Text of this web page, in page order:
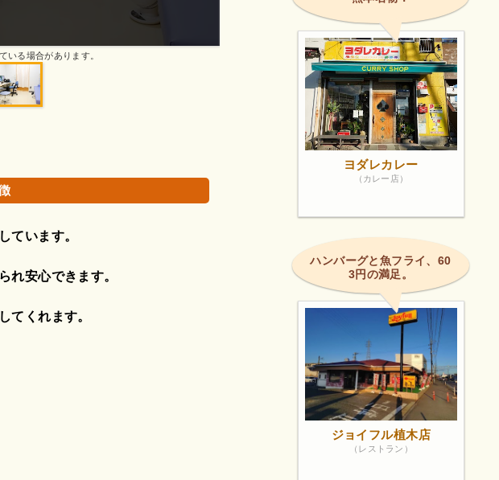
いる場合があります。
体調が優れなかったので診て頂きました。
画像は著作権
ています。
れ安心できます。
てくれます。
ヨダレカレー
（カレー店）
ハンバーグと魚フライ、60
3円の満足。
ジョイフル植木店
（レストラン）